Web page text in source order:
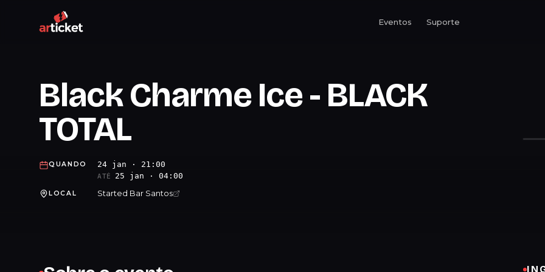
Eventos Suporte
Black Charme Ice - BLACK
TOTAL
QUANDO 24 jan · 21:00
ATÉ 25 jan · 04:00
LOCAL Started Bar Santos